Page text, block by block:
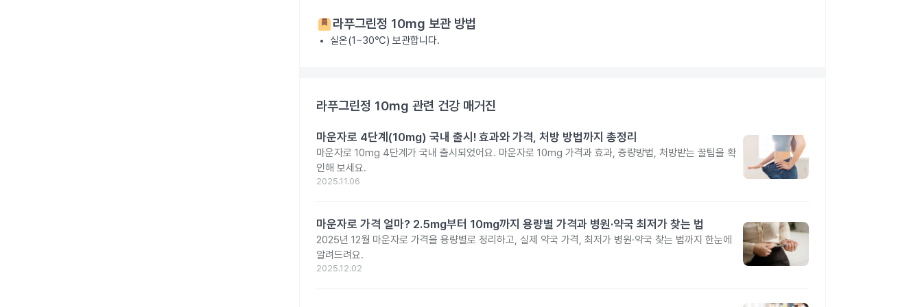
라푸그린정 10mg 보관 방법
실온(1~30℃) 보관합니다.
라푸그린정 10mg 관련 건강 매거진
마운자로 4단계(10mg) 국내 출시! 효과와 가격, 처방 방법까지 총정리
마운자로 10mg 4단계가 국내 출시되었어요. 마운자로 10mg 가격과 효과, 증량방법, 처방받는 꿀팁을 확
인해 보세요.
2025.11.06
마운자로 가격 얼마? 2.5mg부터 10mg까지 용량별 가격과 병원·약국 최저가 찾는 법
2025년 12월 마운자로 가격을 용량별로 정리하고, 실제 약국 가격, 최저가 병원·약국 찾는 법까지 한눈에
알려드려요.
2025.12.02